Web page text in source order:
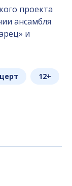
проекта
ансамбля
и
12+